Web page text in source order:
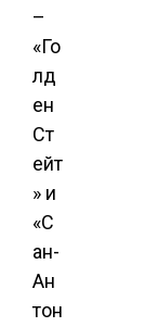
–
«Го
лд
ен
Ст
ейт
» и
«С
ан-
Ан
тон